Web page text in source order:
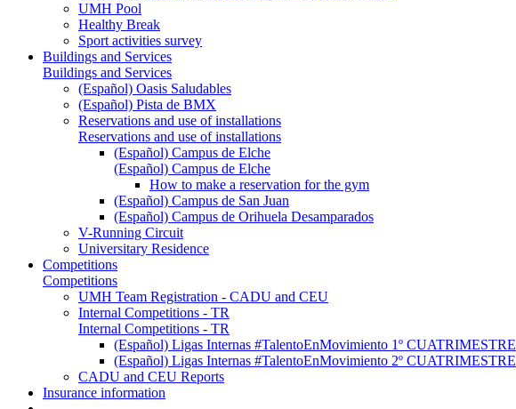
UMH Pool
Healthy Break
Sport activities survey
Buildings and Services
Buildings and Services
(Español) Oasis Saludables
(Español) Pista de BMX
Reservations and use of installations
Reservations and use of installations
(Español) Campus de Elche
(Español) Campus de Elche
How to make a reservation for the gym
(Español) Campus de San Juan
(Español) Campus de Orihuela Desamparados
V-Running Circuit
Universitary Residence
Competitions
Competitions
UMH Team Registration - CADU and CEU
Internal Competitions - TR
Internal Competitions - TR
(Español) Ligas Internas #TalentoEnMovimiento 1º CUATRIMESTRE
(Español) Ligas Internas #TalentoEnMovimiento 2º CUATRIMESTRE
CADU and CEU Reports
Insurance information